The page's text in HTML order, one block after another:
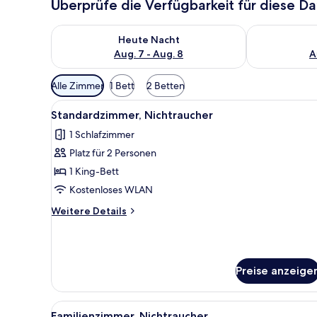
Überprüfe die Verfügbarkeit für diese
Heute Nacht
Aug. 7 - Aug. 8
Überprüfe die Verfügbarkeit für heute Nacht, Aug. 7
Überprüfe
Verfügbare
Filter
für
Zimmer
Alle Zimmer 1 Bett 2 Betten
Alle
Fotos
für
Standardzimmer,
Nichtraucher
anzeigen
Ein Schlafzimmer mit einem
9
Standardzimmer, Nichtraucher
1 Schlafzimmer
Platz für 2 Personen
1 King-Bett
Kostenloses WLAN
Weitere Details
Weitere
Preise
Alle
Ein Schlafzimmer mit einem
4